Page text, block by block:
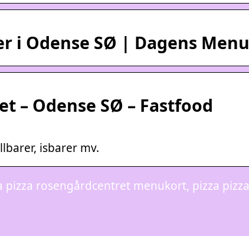
i Odense SØ | Dagens Menu
– Odense SØ – Fastfood
isbarer mv.
rosengårdcentret menukort, pizza pizza